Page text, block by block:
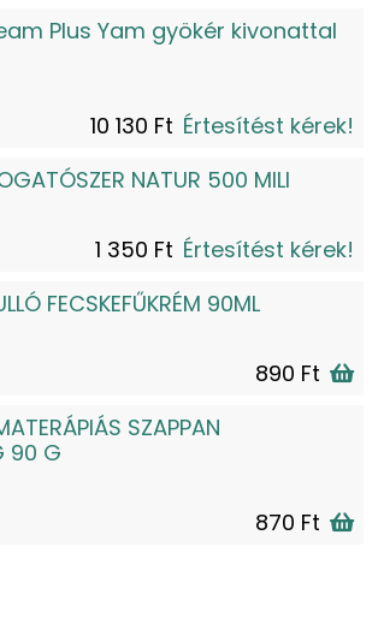
Plus Yam gyökér kivonattal
10 130 Ft Értesítést kérek!
NATUR 500 MILI
1 350 Ft Értesítést kérek!
FECSKEFŰKRÉM 90ML
890 Ft
SZAPPAN
90 G
870 Ft